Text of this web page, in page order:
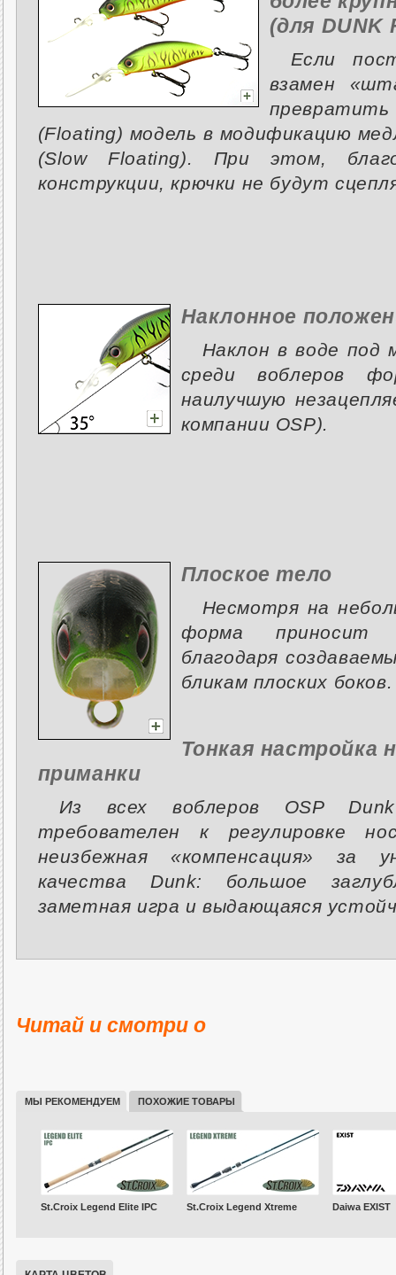
(для DUNK
Если
взамен
(Floating) модель в модификацию
(Slow Floating). При этом,
конструкции, крючки не будут
Наклонное
Наклон в воде под
среди воблеров
наилучшую
компании OSP).
Плоское тело
Несмотря на
форма приносит
благодаря
бликам плоских боков.
Тонкая настройка
приманки
Из всех воблеров OSP
требователен к регулировке
неизбежная «компенсация» за
качества Dunk: большое
заметная игра и выдающаяся
Читай и смотри о
МЫ РЕКОМЕНДУЕМ ПОХОЖИЕ ТОВАРЫ
St.Croix Legend Elite IPC St.Croix Legend Xtreme Daiwa EXIST